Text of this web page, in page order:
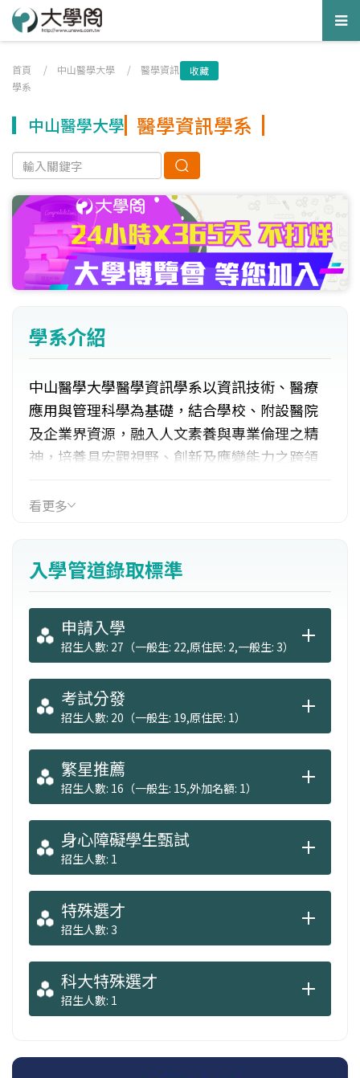
首頁 / 中山醫學大學 / 醫學資訊
學系
收藏
中山醫學大學 醫學資訊學系
學系介紹
中山醫學大學醫學資訊學系以資訊技術、醫療
應用與管理科學為基礎，結合學校、附設醫院
及企業界資源，融入人文素養與專業倫理之精
神，培養具宏觀視野、創新及應變能力之跨領
研究。2.跨領域資訊應用與整合。3.管理科學應
計、管理與決策分析等。學生為跨生醫、資
訊、管理與通訊領域人才。
看更多
入學管道錄取標準
申請入學
招生人數: 27（一般生: 22,原住民: 2,一般生: 3）
考試分發
招生人數: 20（一般生: 19,原住民: 1）
繁星推薦
招生人數: 16（一般生: 15,外加名額: 1）
身心障礙學生甄試
招生人數: 1
特殊選才
招生人數: 3
科大特殊選才
招生人數: 1